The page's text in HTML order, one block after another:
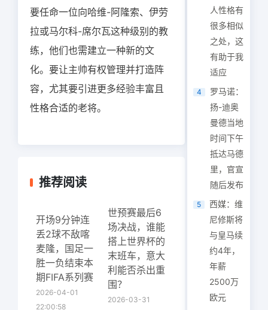
要任命一位向哈维-阿隆索、伊劳
拉或马尔科-席尔瓦这种级别的教
练，他们也需建立一种新的文
化。要让主帅有权管理并打造阵
容，尤其要引进更多经验丰富且
性格合适的老将。
推荐阅读
开场9分钟连
丢2球不敌喀
麦隆，国足一
胜一负结束本
期FIFA系列赛
2026-04-01
22:00:58
世预赛最后6
场决战，谁能
搭上世界杯的
末班车，意大
利能否杀出重
围？
2026-03-31
人性格有
很多相似
之处，这
有助于我
适应
4
罗马诺：
扬-迪奥
曼德当地
时间下午
抵达马德
里，官宣
随后发布
5
西媒：维
尼修斯将
与皇马续
约4年，
年薪
2500万
欧元